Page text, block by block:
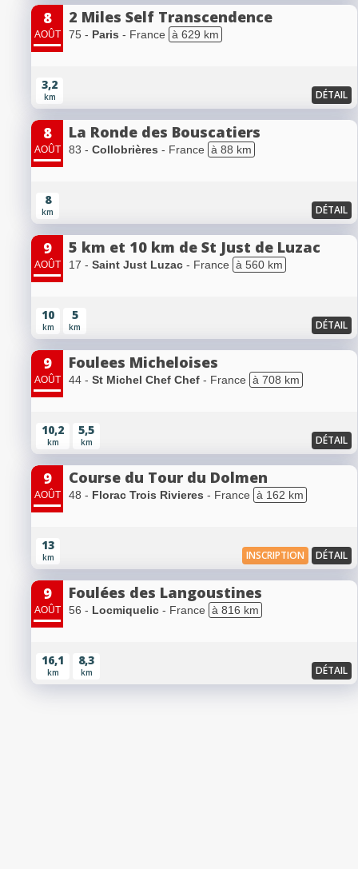
8
AOÛT
2 Miles Self Transcendence
75 - Paris - France à 629 km
3,2
km DÉTAIL
8
AOÛT
La Ronde des Bouscatiers
83 - Collobrières - France à 88 km
8
km DÉTAIL
9
AOÛT
5 km et 10 km de St Just de Luzac
17 - Saint Just Luzac - France à 560 km
10
km
5
km DÉTAIL
9
AOÛT
Foulees Micheloises
44 - St Michel Chef Chef - France à 708 km
10,2
km
5,5
km DÉTAIL
9
AOÛT
Course du Tour du Dolmen
48 - Florac Trois Rivieres - France à 162 km
13
km INSCRIPTION DÉTAIL
9
AOÛT
Foulées des Langoustines
56 - Locmiquelic - France à 816 km
16,1
km
8,3
km DÉTAIL